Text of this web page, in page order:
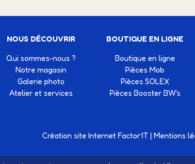
NOUS DÉCOUVRIR
Qui sommes-nous ?
Notre magasin
Galerie photo
Atelier et services
BOUTIQUE EN LIGNE
Boutique en ligne
Pièces Mob
Pièces SOLEX
Pièces Booster BW's
Création site Internet Factor’IT | Mentions